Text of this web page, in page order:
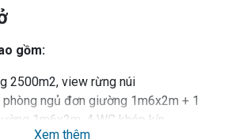
gồm:
2500m2, view rừng núi
phòng ngủ đơn giường 1m6x2m + 1
1m6x2m, 4 WC khép kín
Xem thêm